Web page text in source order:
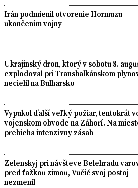
Irán podmienil otvorenie Hormuzu
ukončením vojny
Ukrajinský dron, ktorý v sobotu 8.
explodoval pri Transbalkánskom
necielil na Bulharsko
Vypukol ďalší veľký požiar, tentokrát
vojenskom obvode na Záhorí. Na
prebieha intenzívny zásah
Zelenskyj pri návšteve Belehradu
pred ťažkou zimou, Vučić svoj postoj
nezmenil